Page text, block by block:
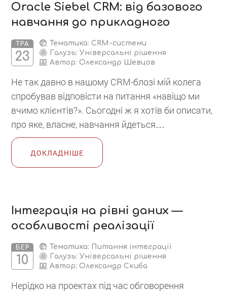
Oracle Siebel CRM: від базового
навчання до прикладного
ТРА
23
Тематика: CRM-системи
Галузь: Універсальні рішення
Автор:Олександр Шевцов
Не так давно в нашому CRM-блозі мій колега
спробував відповісти на питання «навіщо ми
вчимо клієнтів?». Сьогодні ж я хотів би описати,
про яке, власне, навчання йдеться…
ДОКЛАДНІШЕ
Інтеграція на рівні даних —
особливості реалізації
БЕР
10
Тематика: Питання інтеграції
Галузь: Універсальні рішення
Автор:Олександр Скиба
Нерідко на проектах під час обговорення